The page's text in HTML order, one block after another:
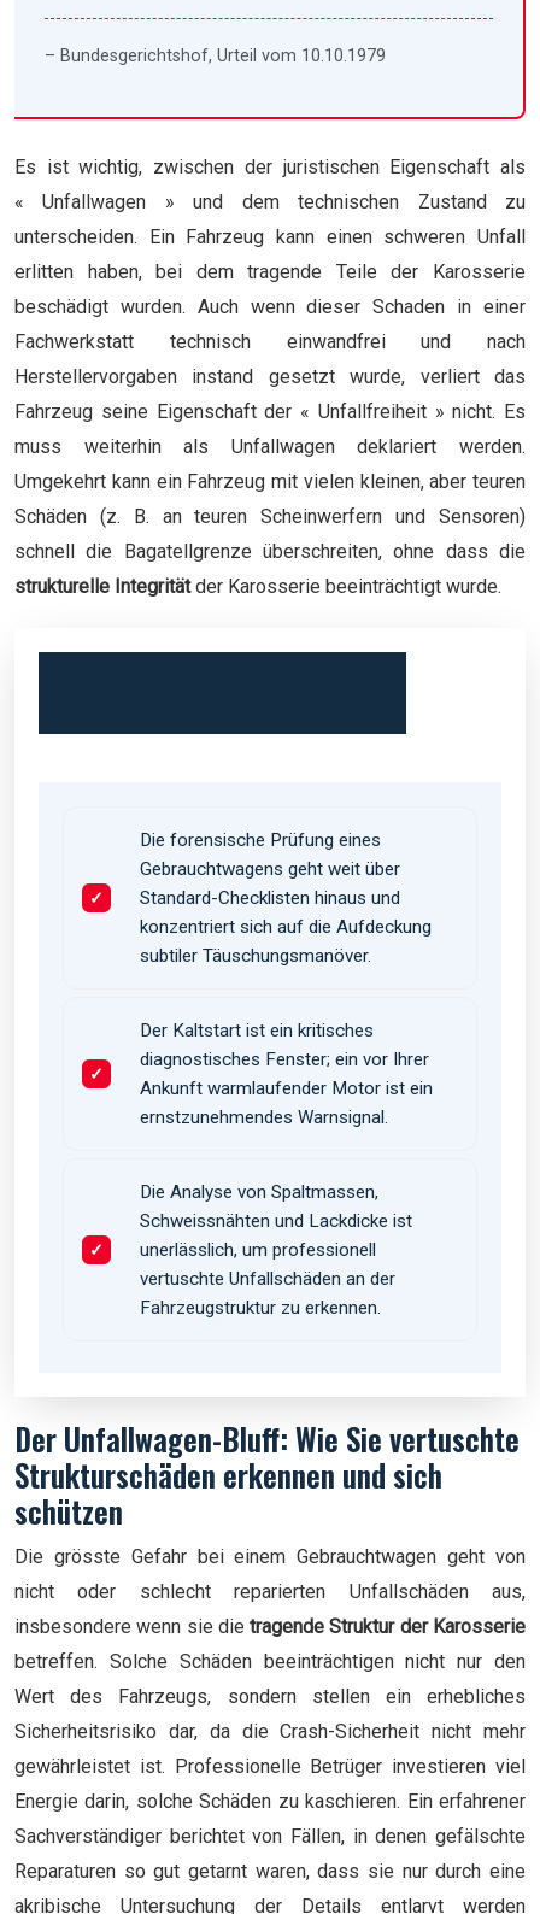
– Bundesgerichtshof, Urteil vom 10.10.1979
Es ist wichtig, zwischen der juristischen Eigenschaft als
« Unfallwagen » und dem technischen Zustand zu
unterscheiden. Ein Fahrzeug kann einen schweren Unfall
erlitten haben, bei dem tragende Teile der Karosserie
beschädigt wurden. Auch wenn dieser Schaden in einer
Fachwerkstatt technisch einwandfrei und nach
Herstellervorgaben instand gesetzt wurde, verliert das
Fahrzeug seine Eigenschaft der « Unfallfreiheit » nicht. Es
muss weiterhin als Unfallwagen deklariert werden.
Umgekehrt kann ein Fahrzeug mit vielen kleinen, aber teuren
Schäden (z. B. an teuren Scheinwerfern und Sensoren)
schnell die Bagatellgrenze überschreiten, ohne dass die
strukturelle Integritätder Karosserie beeinträchtigt wurde.
Die forensische Prüfung eines
Gebrauchtwagens geht weit über
Standard-Checklisten hinaus und
konzentriert sich auf die Aufdeckung
subtiler Täuschungsmanöver.
Der Kaltstart ist ein kritisches
diagnostisches Fenster; ein vor Ihrer
Ankunft warmlaufender Motor ist ein
ernstzunehmendes Warnsignal.
Die Analyse von Spaltmassen,
Schweissnähten und Lackdicke ist
unerlässlich, um professionell
vertuschte Unfallschäden an der
Fahrzeugstruktur zu erkennen.
Der Unfallwagen-Bluff: Wie Sie vertuschte
Strukturschäden erkennen und sich
schützen
Die grösste Gefahr bei einem Gebrauchtwagen geht von
nicht oder schlecht reparierten Unfallschäden aus,
insbesondere wenn sie dietragende Struktur der Karosserie
betreffen. Solche Schäden beeinträchtigen nicht nur den
Wert des Fahrzeugs, sondern stellen ein erhebliches
Sicherheitsrisiko dar, da die Crash-Sicherheit nicht mehr
gewährleistet ist. Professionelle Betrüger investieren viel
Energie darin, solche Schäden zu kaschieren. Ein erfahrener
Sachverständiger berichtet von Fällen, in denen gefälschte
Reparaturen so gut getarnt waren, dass sie nur durch eine
akribische Untersuchung der Details entlarvt werden